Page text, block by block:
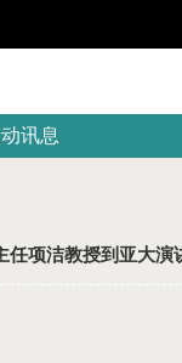
讯息
任项洁教授到亚大演